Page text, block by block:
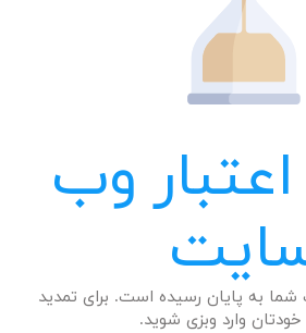
اعتبار وب
به پایان رسیده است. برای تمدید
وارد وبزی شوید.